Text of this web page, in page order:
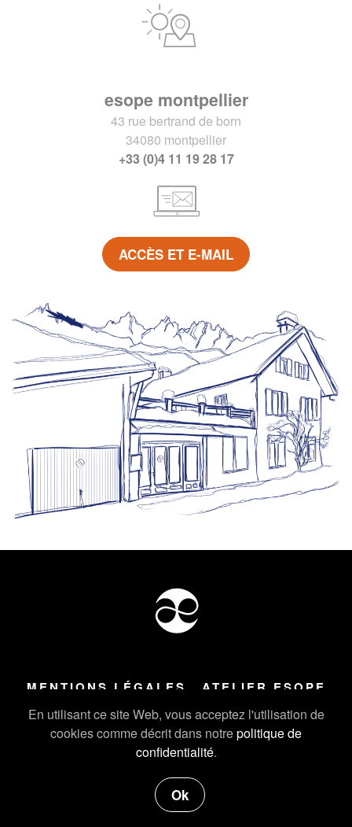
En utilisant ce site Web, vous acceptez l'utilisation de
cookies comme décrit dans notrepolitique de
confidentialité.
Ok
esope montpellier
43 rue bertrand de born
34080 montpellier
+33 (0)4 11 19 28 17
ACCÈS ET E-MAIL
MENTIONS LÉGALES ATELIER ESOPE